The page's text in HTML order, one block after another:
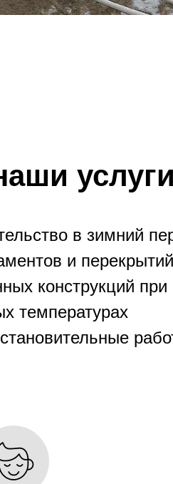
в зимний
и перекрытий
конструкций при
температурах